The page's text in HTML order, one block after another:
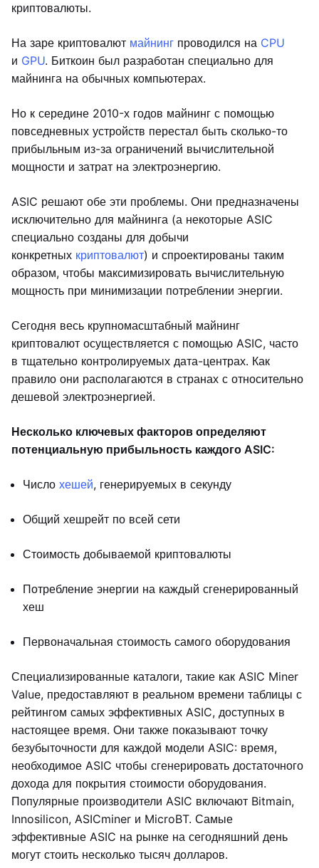
криптовалюты.
На заре криптовалют майнинг проводился на CPU
и GPU. Биткоин был разработан специально для
майнинга на обычных компьютерах.
Но к середине 2010-х годов майнинг с помощью
повседневных устройств перестал быть сколько-то
прибыльным из-за ограничений вычислительной
мощности и затрат на электроэнергию.
ASIC решают обе эти проблемы. Они предназначены
исключительно для майнинга (а некоторые ASIC
специально созданы для добычи
конкретных криптовалют) и спроектированы таким
образом, чтобы максимизировать вычислительную
мощность при минимизации потреблении энергии.
Сегодня весь крупномасштабный майнинг
криптовалют осуществляется с помощью ASIC, часто
в тщательно контролируемых дата-центрах. Как
правило они располагаются в странах с относительно
дешевой электроэнергией.
Несколько ключевых факторов определяют
потенциальную прибыльность каждого ASIC:
Число хешей, генерируемых в секунду
Общий хешрейт по всей сети
Стоимость добываемой криптовалюты
Потребление энергии на каждый сгенерированный
хеш
Первоначальная стоимость самого оборудования
Специализированные каталоги, такие как ASIC Miner
Value, предоставляют в реальном времени таблицы с
рейтингом самых эффективных ASIC, доступных в
настоящее время. Они также показывают точку
безубыточности для каждой модели ASIC: время,
необходимое ASIC чтобы сгенерировать достаточного
дохода для покрытия стоимости оборудования.
Популярные производители ASIC включают Bitmain,
Innosilicon, ASICminer и MicroBT. Самые
эффективные ASIC на рынке на сегодняшний день
могут стоить несколько тысяч долларов.